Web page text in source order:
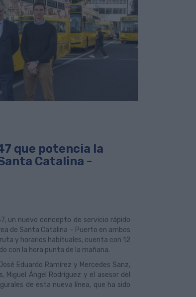
que potencia la
Catalina -
un nuevo concepto de servicio rápido
de Santa Catalina – Puerto en ambos
y horarios habituales, cuenta con 12
con la hora punta de la mañana.
Eduardo Ramírez y Mercedes Sanz,
Ángel Rodríguez y el asesor del
de esta nueva línea, que ha sido